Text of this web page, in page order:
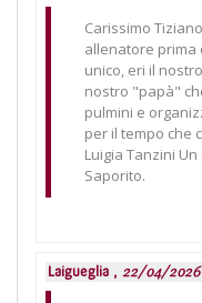
Carissimo
allenatore prima
unico, eri il
nostro "papà"
pulmini e
per il tempo che
Luigia Tanzini
Saporito.
Laigueglia , 22/04/2026